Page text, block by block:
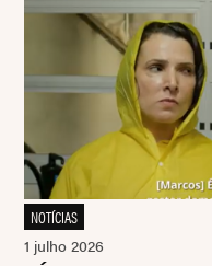
NOTÍCIAS
1 julho 2026